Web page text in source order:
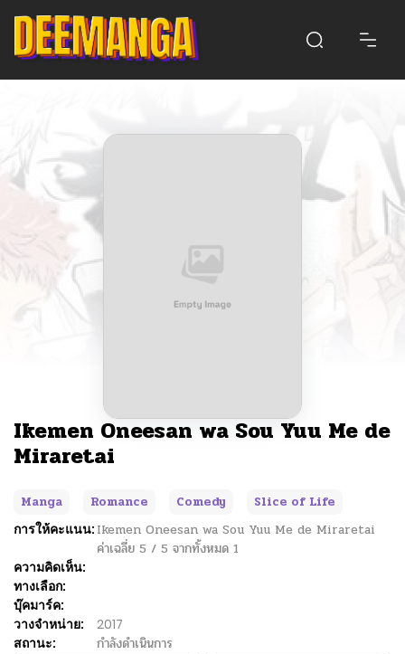
Ikemen Oneesan wa Sou Yuu Me de
Miraretai
Manga Romance Comedy
Slice of Life
การให้คะแนน: Ikemen Oneesan wa Sou Yuu Me de Miraretai
ค่าเฉลี่ย 5 / 5 จากทั้งหมด 1
ความคิดเห็น:
ทางเลือก:
บุ๊คมาร์ค:
วางจำหน่าย:
2017
สถานะ:
กำลังดำเนินการ